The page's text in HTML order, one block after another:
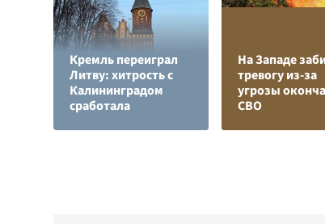
Кремль переиграл
Литву: хитрость с
Калининградом
сработала
На Западе
тревогу из-за
угрозы
СВО